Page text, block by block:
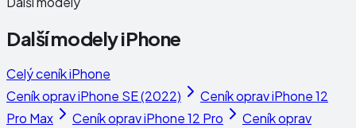
Další modelyiPhone
Celý ceníkiPhone
Ceník opraviPhone SE (2022) Ceník opraviPhone 12
Pro Max
Ceník opraviPhone 12 Pro
Ceník oprav